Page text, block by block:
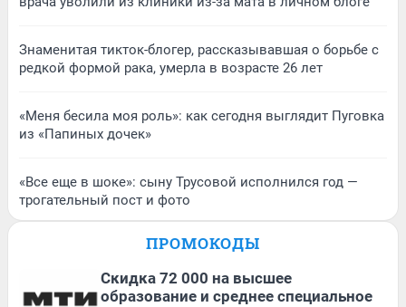
Знаменитая тикток-блогер, рассказывавшая о борьбе с
редкой формой рака, умерла в возрасте 26 лет
«Меня бесила моя роль»: как сегодня выглядит Пуговка
из «Папиных дочек»
«Все еще в шоке»: сыну Трусовой исполнился год —
трогательный пост и фото
ПРОМОКОДЫ
Скидка 72 000 на высшее
образование и среднее специальное